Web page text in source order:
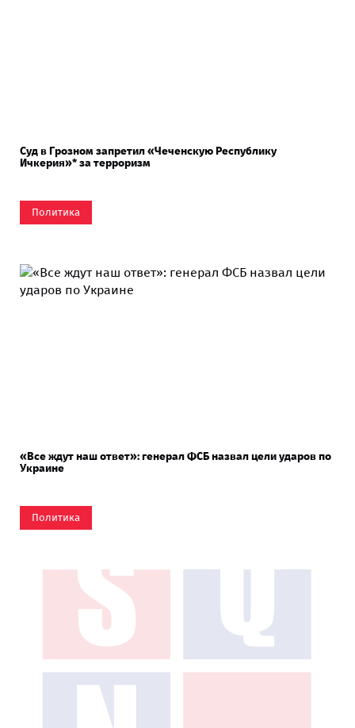
Суд в Грозном запретил «Чеченскую Республику
Ичкерия»* за терроризм
Политика
«Все ждут наш ответ»: генерал ФСБ назвал цели ударов по
Украине
Политика